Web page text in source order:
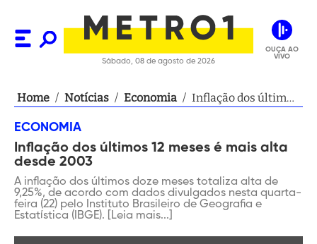
Sábado, 08 de agosto de 2026
OUÇA AO
VIVO
Home / Notícias / Economia / Inflação dos últimos
ECONOMIA
Inflação dos últimos 12 meses é mais alta
desde 2003
A inflação dos últimos doze meses totaliza alta de
9,25%, de acordo com dados divulgados nesta quarta-
feira (22) pelo Instituto Brasileiro de Geografia e
Estatística (IBGE). [Leia mais...]